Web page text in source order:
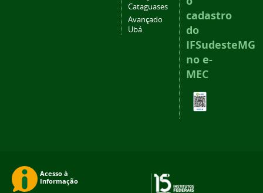
Cataguases
Avançado
Ubá
cadastro
do
IFSudesteMG
no e-
MEC